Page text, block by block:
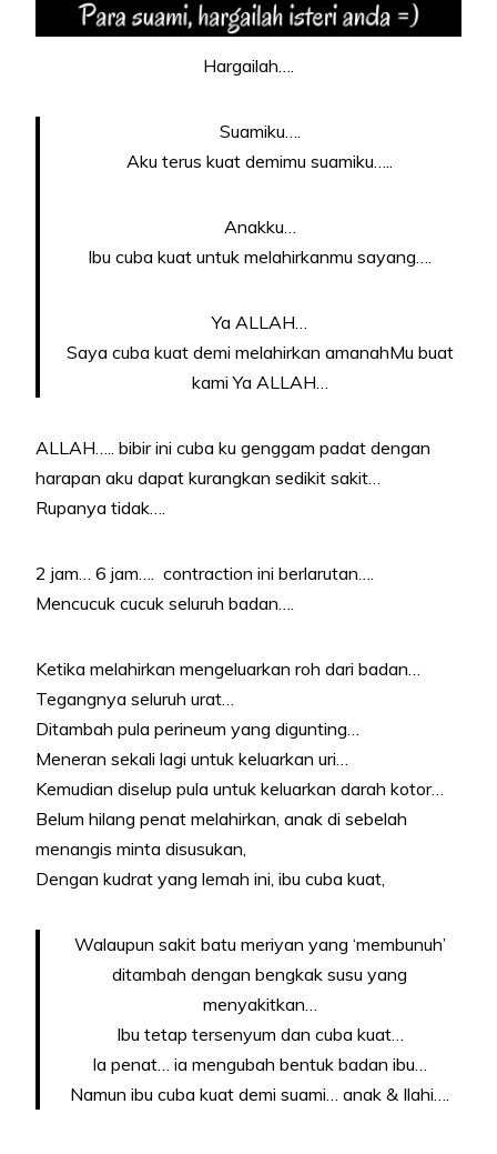
Hargailah….
Suamiku….
Aku terus kuat demimu suamiku…..
Anakku…
Ibu cuba kuat untuk melahirkanmu sayang….
Ya ALLAH…
Saya cuba kuat demi melahirkan amanahMu buat
kami Ya ALLAH…
ALLAH….. bibir ini cuba ku genggam padat dengan
harapan aku dapat kurangkan sedikit sakit…
Rupanya tidak….
2 jam… 6 jam…. contraction ini berlarutan….
Mencucuk cucuk seluruh badan….
Ketika melahirkan mengeluarkan roh dari badan…
Tegangnya seluruh urat…
Ditambah pula perineum yang digunting…
Meneran sekali lagi untuk keluarkan uri…
Kemudian diselup pula untuk keluarkan darah kotor…
Belum hilang penat melahirkan, anak di sebelah
menangis minta disusukan,
Dengan kudrat yang lemah ini, ibu cuba kuat,
Walaupun sakit batu meriyan yang ‘membunuh’
ditambah dengan bengkak susu yang
menyakitkan…
Ibu tetap tersenyum dan cuba kuat…
Ia penat… ia mengubah bentuk badan ibu…
Namun ibu cuba kuat demi suami… anak & Ilahi….